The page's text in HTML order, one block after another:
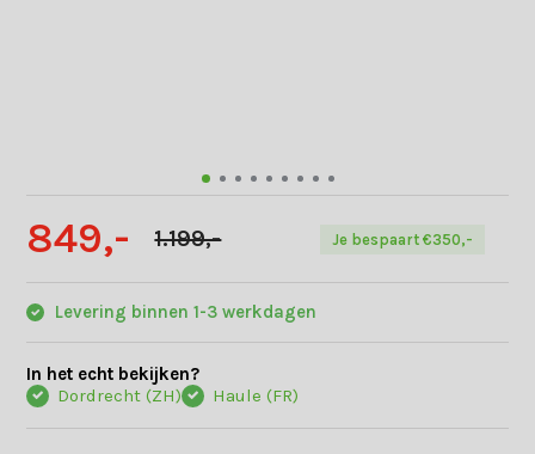
849,- 1.199,- Je bespaart €350,-
Levering binnen 1-3 werkdagen
In het echt bekijken?
Dordrecht (ZH)
Haule (FR)